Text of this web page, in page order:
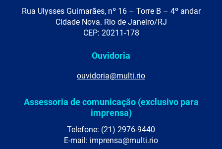
Rua Ulysses Guimarães, nº 16 – Torre B – 4º andar
Cidade Nova. Rio de Janeiro/RJ
CEP: 20211-178
Ouvidoria
ouvidoria@multi.rio
Assessoria de comunicação (exclusivo para
imprensa)
Telefone: (21) 2976-9440
E-mail: imprensa@multi.rio